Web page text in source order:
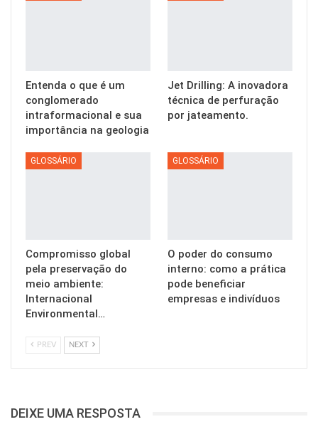
Entenda o que é um
conglomerado
intraformacional e sua
importância na geologia
Jet Drilling: A inovadora
técnica de perfuração
por jateamento.
GLOSSÁRIO
Compromisso global
pela preservação do
meio ambiente:
Internacional
Environmental…
GLOSSÁRIO
O poder do consumo
interno: como a prática
pode beneficiar
empresas e indivíduos
PREV NEXT
DEIXE UMA RESPOSTA